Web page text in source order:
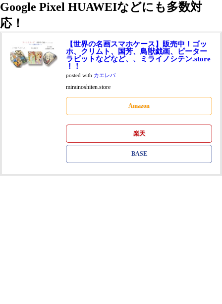
Google Pixel HUAWEIなどにも多数対
応！
【世界の名画スマホケース】販売中！ゴッ
ホ、クリムト、国芳、鳥獣戯画、ピーター
ラビットなどなど、、ミライノシテン.store
！！
posted with カエレバ
mirainoshiten.store
Amazon
楽天
BASE